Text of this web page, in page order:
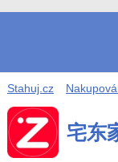
Stahuj.cz
宅东